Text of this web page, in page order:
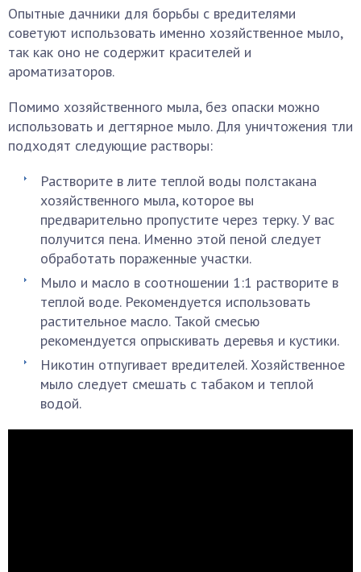
Опытные дачники для борьбы с вредителями
советуют использовать именно хозяйственное мыло,
так как оно не содержит красителей и
ароматизаторов.
Помимо хозяйственного мыла, без опаски можно
использовать и дегтярное мыло. Для уничтожения тли
подходят следующие растворы:
Растворите в лите теплой воды полстакана
хозяйственного мыла, которое вы
предварительно пропустите через терку. У вас
получится пена. Именно этой пеной следует
обработать пораженные участки.
Мыло и масло в соотношении 1:1 растворите в
теплой воде. Рекомендуется использовать
растительное масло. Такой смесью
рекомендуется опрыскивать деревья и кустики.
Никотин отпугивает вредителей. Хозяйственное
мыло следует смешать с табаком и теплой
водой.